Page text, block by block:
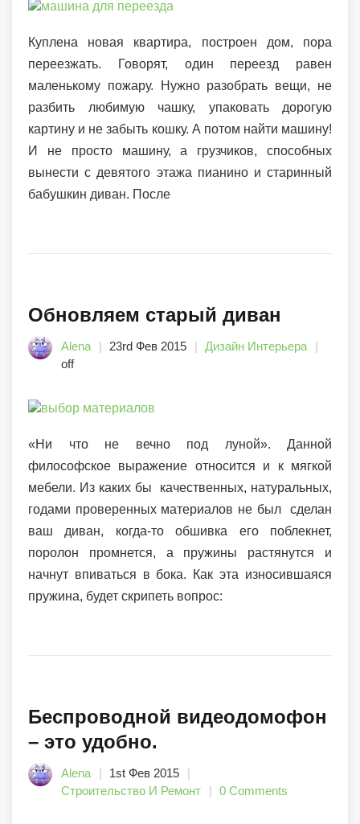
Куплена новая квартира, построен дом, пора
переезжать. Говорят, один переезд равен
маленькому пожару. Нужно разобрать вещи, не
разбить любимую чашку, упаковать дорогую
картину и не забыть кошку. А потом найти машину!
И не просто машину, а грузчиков, способных
вынести с девятого этажа пианино и старинный
бабушкин диван. После
Обновляем старый диван
Alena 23rd Фев 2015
Дизайн Интерьера
off
«Ни что не вечно под луной». Данной
философское выражение относится и к мягкой
мебели. Из каких бы качественных, натуральных,
годами проверенных материалов не был сделан
ваш диван, когда-то обшивка его поблекнет,
поролон промнется, а пружины растянутся и
начнут впиваться в бока. Как эта износившаяся
пружина, будет скрипеть вопрос:
Беспроводной видеодомофон
– это удобно.
Alena
1st Фев 2015
Строительство И Ремонт
0 Comments